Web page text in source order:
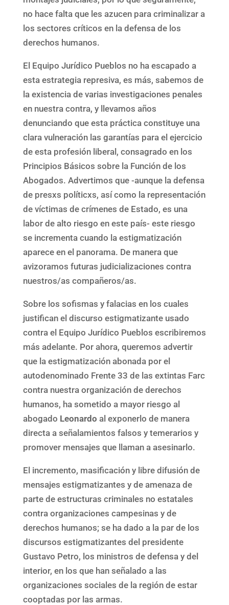
no hace falta que les azucen para criminalizar a
los sectores críticos en la defensa de los
derechos humanos.
El Equipo Jurídico Pueblos no ha escapado a
esta estrategia represiva, es más, sabemos de
la existencia de varias investigaciones penales
en nuestra contra, y llevamos años
denunciando que esta práctica constituye una
clara vulneración las garantías para el ejercicio
de esta profesión liberal, consagrado en los
Principios Básicos sobre la Función de los
Abogados. Advertimos que -aunque la defensa
de presxs políticxs, así como la representación
de víctimas de crímenes de Estado, es una
labor de alto riesgo en este país- este riesgo
se incrementa cuando la estigmatización
aparece en el panorama. De manera que
avizoramos futuras judicializaciones contra
nuestros/as compañeros/as.
Sobre los sofismas y falacias en los cuales
justifican el discurso estigmatizante usado
contra el Equipo Jurídico Pueblos escribiremos
más adelante. Por ahora, queremos advertir
que la estigmatización abonada por el
autodenominado Frente 33 de las extintas Farc
contra nuestra organización de derechos
humanos, ha sometido a mayor riesgo al
abogado Leonardo al exponerlo de manera
directa a señalamientos falsos y temerarios y
promover mensajes que llaman a asesinarlo.
El incremento, masificación y libre difusión de
mensajes estigmatizantes y de amenaza de
parte de estructuras criminales no estatales
contra organizaciones campesinas y de
derechos humanos; se ha dado a la par de los
discursos estigmatizantes del presidente
Gustavo Petro, los ministros de defensa y del
interior, en los que han señalado a las
organizaciones sociales de la región de estar
cooptadas por las armas.